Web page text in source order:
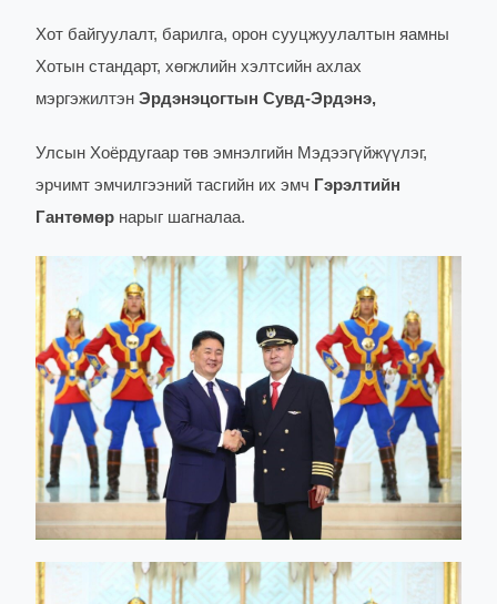
Хот байгуулалт, барилга, орон сууцжуулалтын яамны
Хотын стандарт, хөгжлийн хэлтсийн ахлах
мэргэжилтэн Эрдэнэцогтын Сувд-Эрдэнэ,
Улсын Хоёрдугаар төв эмнэлгийн Мэдээгүйжүүлэг,
эрчимт эмчилгээний тасгийн их эмч Гэрэлтийн
Гантөмөр нарыг шагналаа.